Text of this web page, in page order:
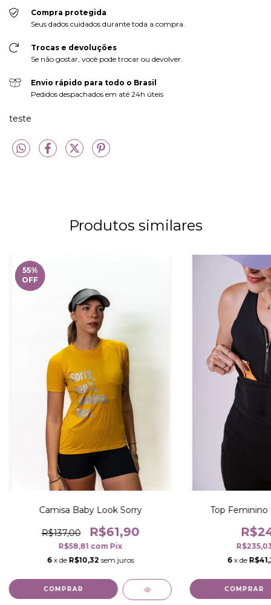
Compra protegida
Seus dados cuidados durante toda a compra.
Trocas e devoluções
Se não gostar, você pode trocar ou devolver.
Envio rápido para todo o Brasil
Pedidos despachados em até 24h úteis
teste
Produtos similares
55%
OFF
Camisa Baby Look Sorry
R$137,00 R$61,90
R$58,81 com Pix
6 x de R$10,32 sem juros
COMPRAR
Top
6 x de
COMPRAR